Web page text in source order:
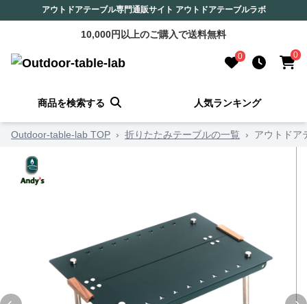
アウトドアテーブル専門通販サイト アウトドアテーブルラボ
10,000円以上のご購入で送料無料
0 0
商品を検索する 人気ランキング
Outdoor-table-lab TOP › 折りたたみテーブルの一覧 › アウトドア